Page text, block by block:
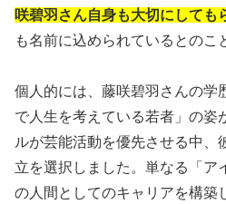
咲碧羽さん自身も大切にしても
も名前に込められているとのこ
個人的には、藤咲碧羽さんの学
で人生を考えている若者」の姿
ルが芸能活動を優先させる中、
立を選択しました。単なる「ア
の人間としてのキャリアを構築